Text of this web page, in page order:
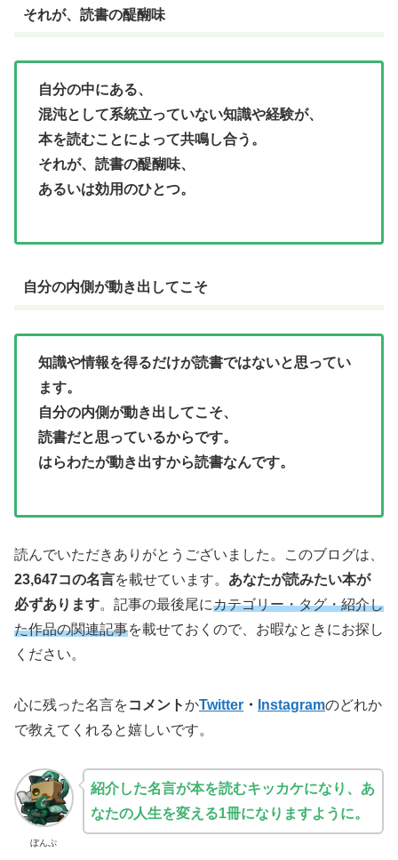
それが、読書の醍醐味
自分の中にある、
混沌として系統立っていない知識や経験が、
本を読むことによって共鳴し合う。
それが、読書の醍醐味、
あるいは効用のひとつ。
自分の内側が動き出してこそ
知識や情報を得るだけが読書ではないと思ってい
ます。
自分の内側が動き出してこそ、
読書だと思っているからです。
はらわたが動き出すから読書なんです。
読んでいただきありがとうございました。このブログは、
23,647コの名言を載せています。 あなたが読みたい本が
必ずあります。記事の最後尾にカテゴリー・タグ・紹介し
た作品の関連記事を載せておくので、お暇なときにお探し
ください。
心に残った名言をコメントかTwitter ・ Instagramのどれか
で教えてくれると嬉しいです。
ぼんぷ
紹介した名言が本を読むキッカケになり、あ
なたの人生を変える1冊になりますように。